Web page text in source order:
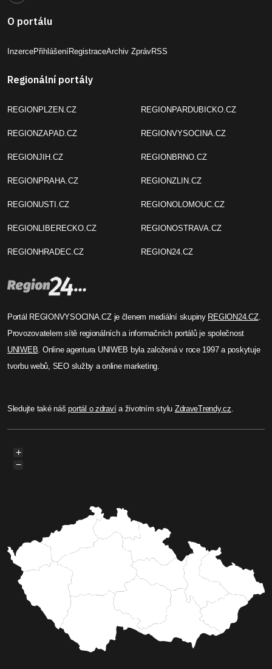
O portálu
InzercePřihlášeníRegistraceArchiv ZprávRSS
Regionální portály
REGIONPLZEN.CZ
REGIONZAPAD.CZ
REGIONJIH.CZ
REGIONPRAHA.CZ
REGIONUSTI.CZ
REGIONLIBERECKO.CZ
REGIONHRADEC.CZ
REGIONPARDUBICKO.CZ
REGIONVYSOCINA.CZ
REGIONBRNO.CZ
REGIONZLIN.CZ
REGIONOLOMOUC.CZ
REGIONOSTRAVA.CZ
REGION24.CZ
Portál REGIONVYSOCINA.CZ je členem mediální skupiny REGION24.CZ.
Provozovatelem sítě regionálních a informačních portálů je společnost
UNIWEB. Online agentura UNIWEB byla založená v roce 1997 a poskytuje
tvorbu webů, SEO služby a online marketing.
Sledujte také nášportál o zdravía životním stylu ZdraveTrendy.cz.
+
−